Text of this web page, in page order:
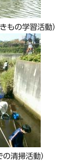
もの学習活動）
の清掃活動）